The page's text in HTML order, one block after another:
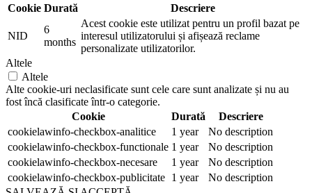
Cookie Durată Descriere
NID
6
months
Acest cookie este utilizat pentru un profil bazat pe
interesul utilizatorului și afișează reclame
personalizate utilizatorilor.
Altele
Altele
Alte cookie-uri neclasificate sunt cele care sunt analizate și nu au
fost încă clasificate într-o categorie.
Cookie
Durată
Descriere
cookielawinfo-checkbox-analitice
1 year
No description
cookielawinfo-checkbox-functionale 1 year
No description
cookielawinfo-checkbox-necesare
1 year
No description
cookielawinfo-checkbox-publicitate 1 year
No description